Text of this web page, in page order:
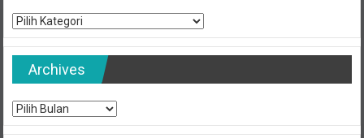
Categories
Archives
Archives